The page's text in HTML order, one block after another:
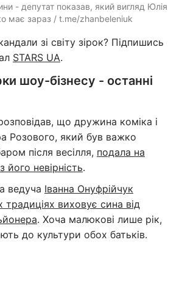
- депутат показав, який вигляд Юлія
має зараз / t.me/zhanbeleniuk
зі світу зірок? Підпишись
STARS UA.
шоу-бізнесу - останні
що дружина коміка і
Розового, який був важко
після весілля, подала на
його невірність.
ведуча Іванна Онуфрійчук
традиціях виховує сина від
. Хоча малюкові лише рік,
до культури обох батьків.